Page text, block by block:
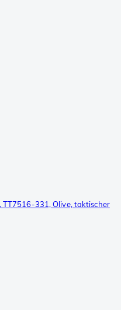
TT7516-331, Olive, taktischer